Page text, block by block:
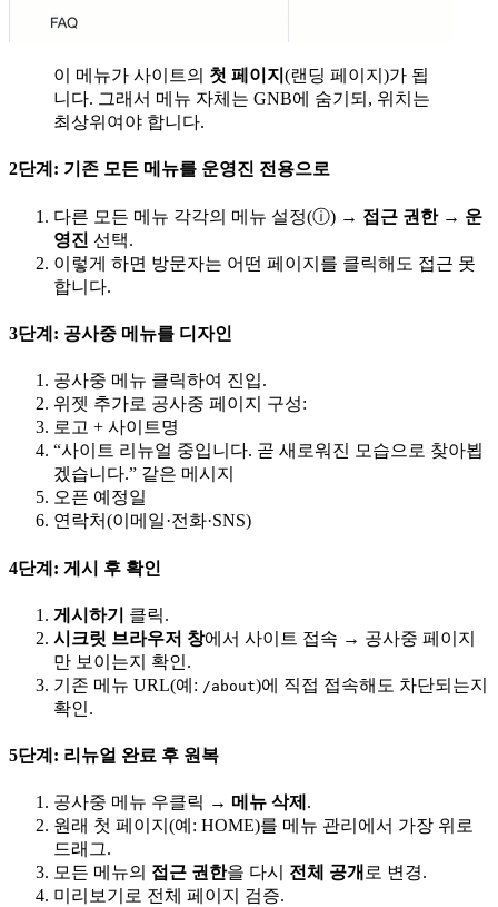
이 메뉴가 사이트의 첫 페이지 (랜딩 페이지)가 됩
니다. 그래서 메뉴 자체는 GNB에 숨기되, 위치는
최상위여야 합니다.
2단계: 기존 모든 메뉴를 운영진 전용으로
다른 모든 메뉴 각각의 메뉴 설정(ⓘ) → 접근 권한→ 운
영진 선택.
이렇게 하면 방문자는 어떤 페이지를 클릭해도 접근 못
합니다.
3단계: 공사중 메뉴를 디자인
공사중 메뉴 클릭하여 진입.
위젯 추가로 공사중 페이지 구성:
로고 + 사이트명
“사이트 리뉴얼 중입니다. 곧 새로워진 모습으로 찾아뵙
겠습니다.” 같은 메시지
오픈 예정일
연락처(이메일·전화·SNS)
4단계: 게시 후 확인
게시하기
클릭.
시크릿 브라우저 창에서 사이트 접속 → 공사중 페이지
만 보이는지 확인.
기존 메뉴 URL(예: /about)에 직접 접속해도 차단되는지
확인.
5단계: 리뉴얼 완료 후 원복
공사중 메뉴 우클릭 → 메뉴 삭제 .
원래 첫 페이지(예: HOME)를 메뉴 관리에서 가장 위로
드래그.
모든 메뉴의 접근 권한을 다시 전체 공개 로 변경.
미리보기로 전체 페이지 검증.